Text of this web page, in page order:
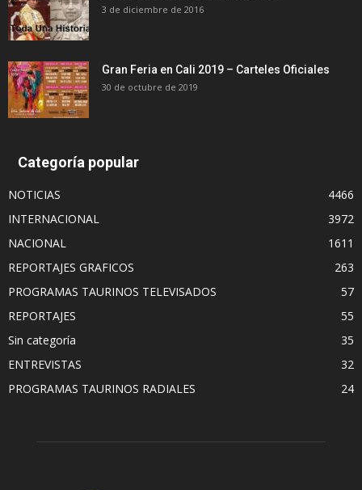
3 de diciembre de 2016
Gran Feria en Cali 2019 – Carteles Oficiales
30 de octubre de 2019
Categoría popular
NOTICIAS
4466
INTERNACIONAL
3972
NACIONAL
1611
REPORTAJES GRAFICOS
263
PROGRAMAS TAURINOS TELEVISADOS
57
REPORTAJES
55
Sin categoría
35
ENTREVISTAS
32
PROGRAMAS TAURINOS RADIALES
24